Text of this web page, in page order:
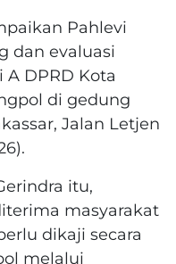
Pahlevi
dan evaluasi
DPRD Kota
di gedung
Jalan Letjen
itu,
masyarakat
dikaji secara
melalui